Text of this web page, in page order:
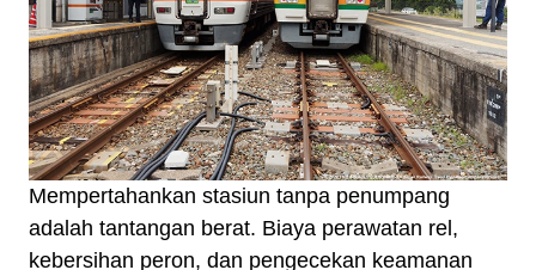
Mempertahankan stasiun tanpa penumpang
adalah tantangan berat. Biaya perawatan rel,
kebersihan peron, dan pengecekan keamanan